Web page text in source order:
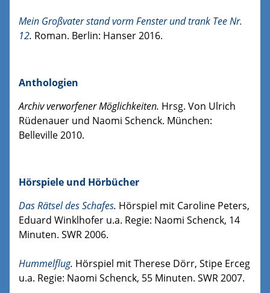
Mein Großvater stand vorm Fenster und trank Tee Nr.
12. Roman. Berlin: Hanser 2016.
Anthologien
Archiv verworfener Möglichkeiten. Hrsg. Von Ulrich
Rüdenauer und Naomi Schenck. München:
Belleville 2010.
Hörspiele und Hörbücher
Das Rätsel des Schafes. Hörspiel mit Caroline Peters,
Eduard Winklhofer u.a. Regie: Naomi Schenck, 14
Minuten. SWR 2006.
Hummelflug. Hörspiel mit Therese Dörr, Stipe Erceg
u.a. Regie: Naomi Schenck, 55 Minuten. SWR 2007.